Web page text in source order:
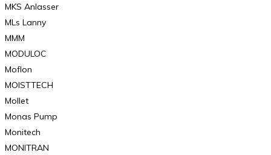
MKS Anlasser
MLs Lanny
MMM
MODULOC
Moflon
MOISTTECH
Mollet
Monas Pump
Monitech
MONITRAN